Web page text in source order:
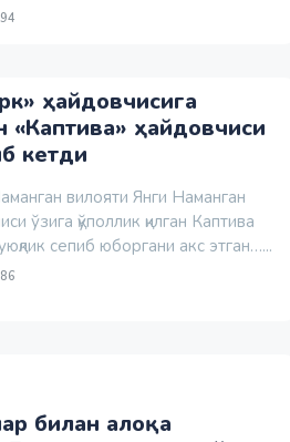
ҳайдовчисига
«Каптива» ҳайдовчиси
кетди
вилояти Янги Наманган
ўзига қўполлик қилган Каптива
сепиб юборгани акс этган…...
билан алоқа